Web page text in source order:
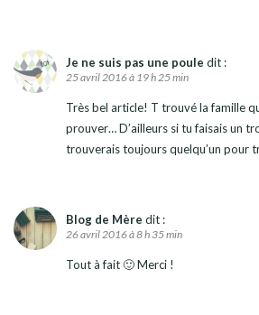
Je ne suis pas une poule dit :
25 avril 2016 à 19 h 25 min
Très bel article! T trouvé la famille
prouver… D’ailleurs si tu faisais un
trouverais toujours quelqu’un pour
Blog de Mère dit :
26 avril 2016 à 8 h 35 min
Tout à fait 🙂 Merci !